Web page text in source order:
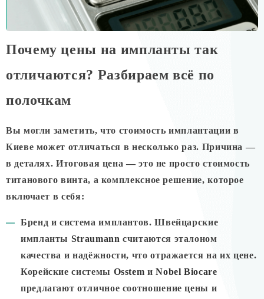
Почему цены на импланты так
отличаются? Разбираем всё по
полочкам
Вы могли заметить, что стоимость имплантации в
Киеве может отличаться в несколько раз. Причина —
в деталях. Итоговая цена — это не просто стоимость
титанового винта, а комплексное решение, которое
включает в себя:
Бренд и система имплантов. Швейцарские
импланты Straumann считаются эталоном
качества и надёжности, что отражается на их цене.
Корейские системы Osstem иNobel Biocare
предлагают отличное соотношение цены и